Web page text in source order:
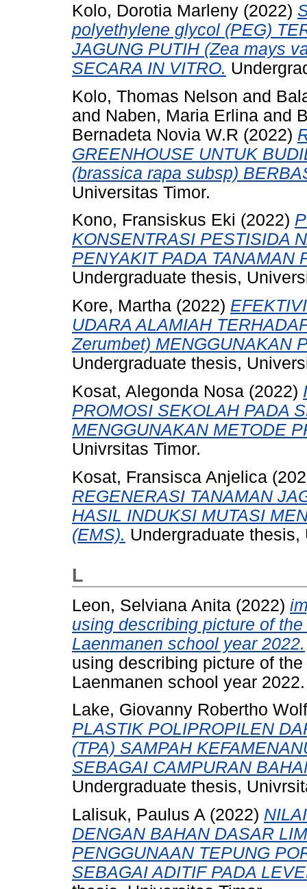
Kolo, Dorotia Marleny (2022)
polyethylene glycol (PEG)
JAGUNG PUTIH (Zea mays
SECARA IN VITRO.
Kolo, Thomas Nelson and
and Naben, Maria Erlina and
Bernadeta Novia W.R (2022)
GREENHOUSE UNTUK
(brassica rapa subsp)
Universitas Timor.
Kono, Fransiskus Eki (2022)
KONSENTRASI PESTISIDA
PENYAKIT PADA TANAMAN
Undergraduate thesis,
Kore, Martha (2022)
UDARA ALAMIAH
Zerumbet) MENGGUNAKAN
Undergraduate thesis,
Kosat, Alegonda Nosa (2022)
PROMOSI SEKOLAH PADA
MENGGUNAKAN METODE
Univrsitas Timor.
Kosat, Fransisca Anjelica
REGENERASI TANAMAN
HASIL INDUKSI MUTASI
(EMS). Undergraduate thesis,
L
Leon, Selviana Anita (2022)
using describing picture of
Laenmanen school year 2022.
using describing picture of
Laenmanen school year
Lake, Giovanny Robertho
PLASTIK POLIPROPILEN
(TPA) SAMPAH
SEBAGAI CAMPURAN
Undergraduate thesis,
Lalisuk, Paulus A (2022)
DENGAN BAHAN DASAR
PENGGUNAAN TEPUNG
SEBAGAI ADITIF PADA